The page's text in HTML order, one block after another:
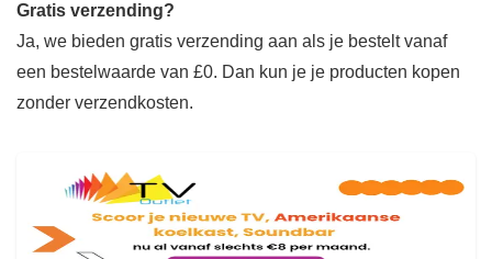
Gratis verzending?
Ja, we bieden gratis verzending aan als je bestelt vanaf
een bestelwaarde van £0. Dan kun je je producten kopen
zonder verzendkosten.